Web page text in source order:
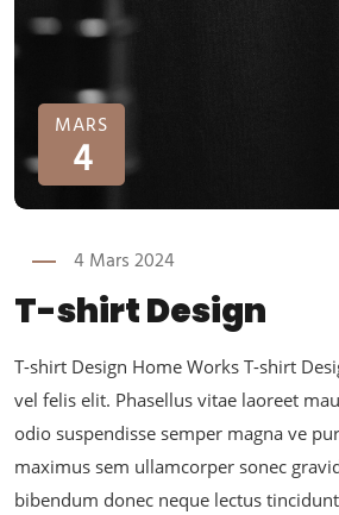
MARS
4
4 Mars 2024
T-shirt Design
T-shirt Design Home Works T-shirt
vel felis elit. Phasellus vitae laoreet
odio suspendisse semper magna ve
maximus sem ullamcorper sonec
bibendum donec neque lectus